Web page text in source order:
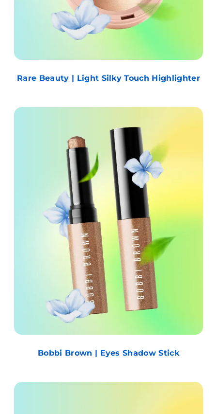
Rare Beauty | Light Silky Touch Highlighter
Bobbi Brown | Eyes Shadow Stick